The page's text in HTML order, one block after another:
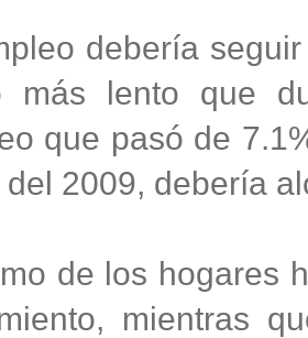
debería
más lento que
que pasó de
2009, debería
de los hogares
mientras